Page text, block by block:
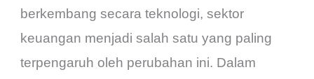
berkembang secara teknologi, sektor
keuangan menjadi salah satu yang paling
terpengaruh oleh perubahan ini. Dalam